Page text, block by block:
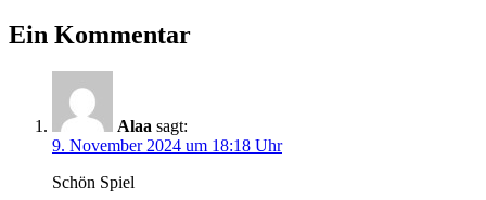
Ein Kommentar
Alaa sagt:
9. November 2024 um 18:18 Uhr
Schön Spiel